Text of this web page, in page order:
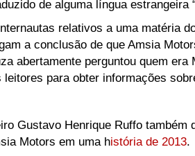
de alguma língua estrangeira
relativos a uma matéria
a conclusão de que Amsia
abertamente perguntou quem era
leitores para obter informações
Gustavo Henrique Ruffo também
Motors em uma história de 2013.